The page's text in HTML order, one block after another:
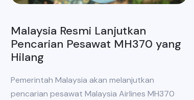
Malaysia Resmi Lanjutkan
Pencarian Pesawat MH370 yang
Hilang
Pemerintah Malaysia akan melanjutkan
pencarian pesawat Malaysia Airlines MH370